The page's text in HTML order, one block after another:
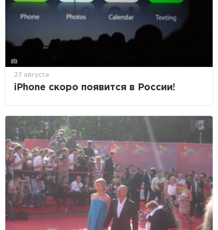
27 августа
iPhone скоро появится в России!